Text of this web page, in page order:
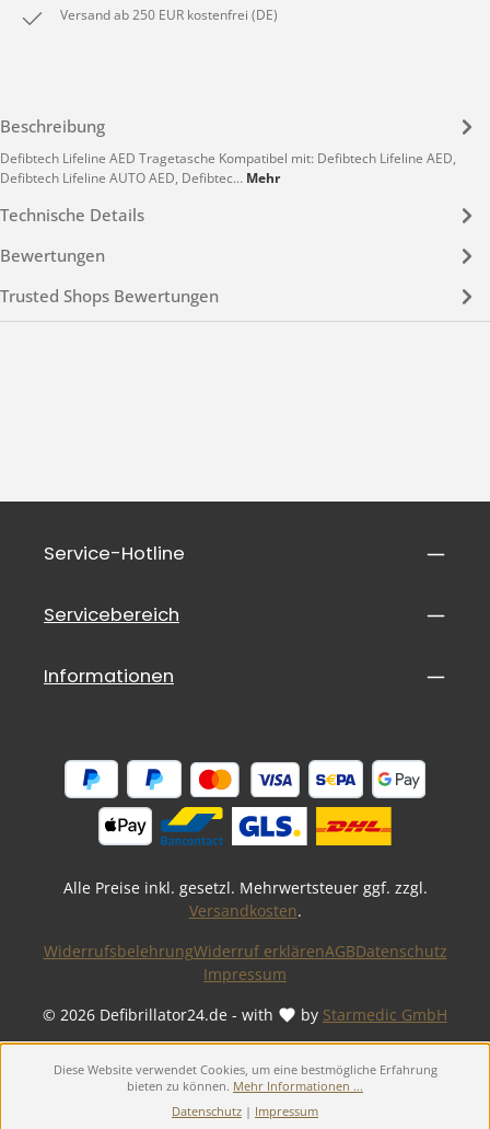
Versand ab 250 EUR kostenfrei (DE)
Beschreibung
Defibtech Lifeline AED Tragetasche Kompatibel mit: Defibtech Lifeline AED,
Defibtech Lifeline AUTO AED, Defibtec… Mehr
Technische Details
Bewertungen
Trusted Shops Bewertungen
Service-Hotline
Servicebereich
Informationen
Alle Preise inkl. gesetzl. Mehrwertsteuer ggf. zzgl.
Versandkosten.
© 2026 Defibrillator24.de - with by Starmedic GmbH
WiderrufsbelehrungWiderruf erklärenAGBDatenschutz
Impressum
Diese Website verwendet Cookies, um eine bestmögliche Erfahrung
bieten zu können. Mehr Informationen ...
Datenschutz | Impressum